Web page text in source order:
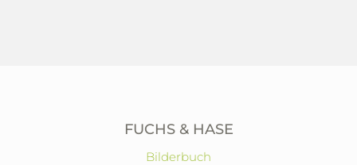
FUCHS & HASE
Bilderbuch